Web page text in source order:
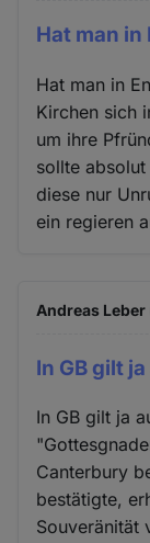
Hat man in
Hat man in
Kirchen sich
um ihre
sollte
diese nur
ein regieren
Andreas
In GB gilt
In GB gilt ja
Canterbury
bestätigte,
Souveränität